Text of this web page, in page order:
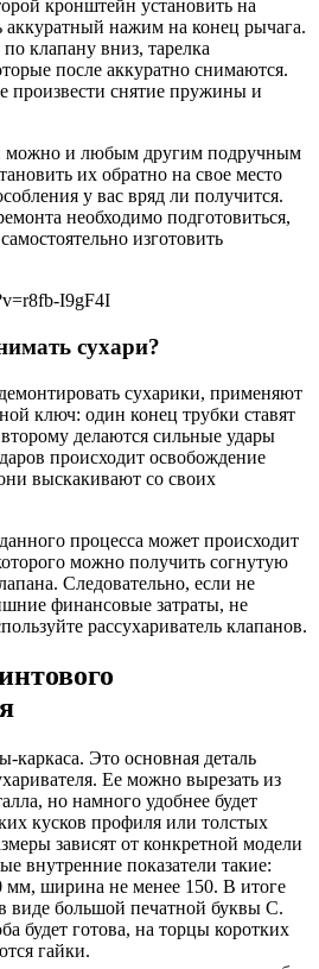
кронштейн установить на
аккуратный нажим на конец рычага.
клапану вниз, тарелка
после аккуратно снимаются.
произвести снятие пружины и
можно и любым другим подручным
их обратно на свое место
у вас вряд ли получится.
необходимо подготовиться,
изготовить
I9gF4I
сухари?
сухарики, применяют
ключ: один конец трубки ставят
делаются сильные удары
происходит освобождение
выскакивают со своих
процесса может происходит
можно получить согнутую
Следовательно, если не
финансовые затраты, не
рассухариватель клапанов.
каркаса. Это основная деталь
Ее можно вырезать из
но намного удобнее будет
кусков профиля или толстых
зависят от конкретной модели
внутренние показатели такие:
мм, ширина не менее 150. В итоге
виде большой печатной буквы С.
будет готова, на торцы коротких
гайки.